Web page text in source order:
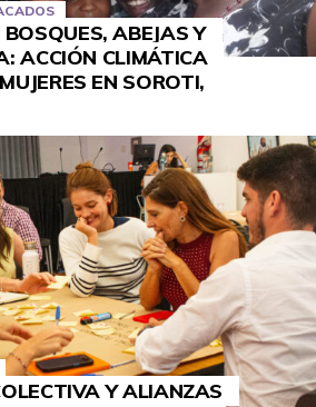
ABEJAS Y
ACCIÓN CLIMÁTICA
EN SOROTI,
Y ALIANZAS